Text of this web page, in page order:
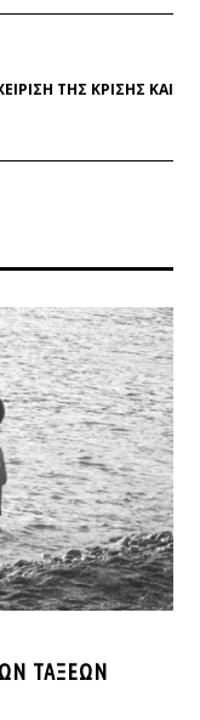
ΤΗΣ ΚΡΙΣΗΣ ΚΑΙ
ΤΆΞΕΩΝ